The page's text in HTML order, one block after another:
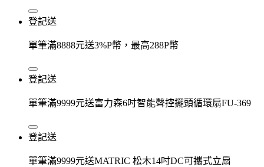
登記送
單筆滿8888元送3%P幣，最高288P幣
登記送
單筆滿9999元送富力森6吋智能聲控擺頭循環扇FU-369
登記送
單筆滿9999元送MATRIC 松木14吋DC可攜式立扇